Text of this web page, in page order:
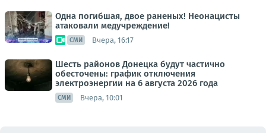
Одна погибшая, двое раненых! Неонацисты
атаковали медучреждение!
СМИ Вчера, 16:17
Шесть районов Донецка будут частично
обесточены: график отключения
электроэнергии на 6 августа 2026 года
СМИ Вчера, 10:01